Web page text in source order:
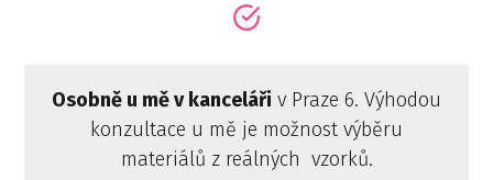
Osobně u mě v kanceláři v Praze 6. Výhodou
konzultace u mě je možnost výběru
materiálů z reálných vzorků.